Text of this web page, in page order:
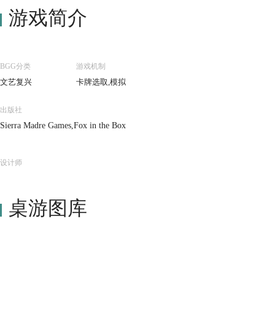
游戏简介
BGG分类
文艺复兴
游戏机制
卡牌选取,模拟
出版社
Sierra Madre Games,Fox in the Box
设计师
桌游图库